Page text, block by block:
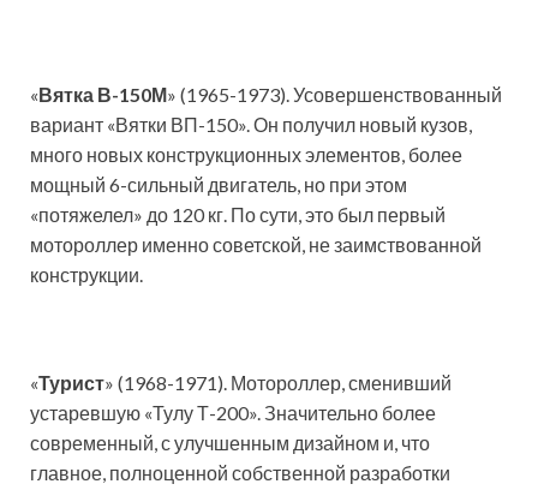
«Вятка В-150М» (1965-1973). Усовершенствованный
вариант «Вятки ВП-150». Он получил новый кузов,
много новых конструкционных элементов, более
мощный 6-сильный двигатель, но при этом
«потяжелел» до 120 кг. По сути, это был первый
мотороллер именно советской, не заимствованной
конструкции.
«Турист» (1968-1971). Мотороллер, сменивший
устаревшую «Тулу Т-200». Значительно более
современный, с улучшенным дизайном и, что
главное, полноценной собственной разработки